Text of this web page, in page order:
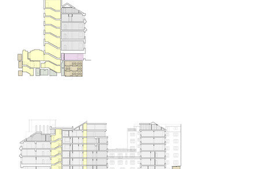
na příkopě 14